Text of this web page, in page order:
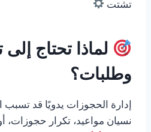
تشتت
لماذا تحتاج
وطلبات؟
إدارة الحجوزات يدويًا قد تسبب
نسيان مواعيد، تكرار حجوزات،